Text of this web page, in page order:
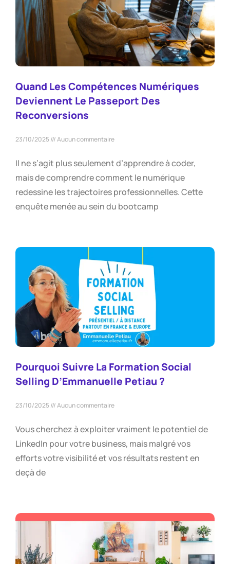
Quand Les Compétences Numériques
Deviennent Le Passeport Des
Reconversions
23/10/2025 Aucun commentaire
Il ne s’agit plus seulement d’apprendre à coder,
mais de comprendre comment le numérique
redessine les trajectoires professionnelles. Cette
enquête menée au sein du bootcamp
Pourquoi Suivre La Formation Social
Selling D’Emmanuelle Petiau ?
23/10/2025 Aucun commentaire
Vous cherchez à exploiter vraiment le potentiel de
LinkedIn pour votre business, mais malgré vos
efforts votre visibilité et vos résultats restent en
deçà de